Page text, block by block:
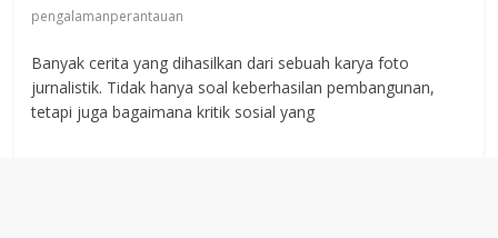
pengalamanperantauan
Banyak cerita yang dihasilkan dari sebuah karya foto
jurnalistik. Tidak hanya soal keberhasilan pembangunan,
tetapi juga bagaimana kritik sosial yang